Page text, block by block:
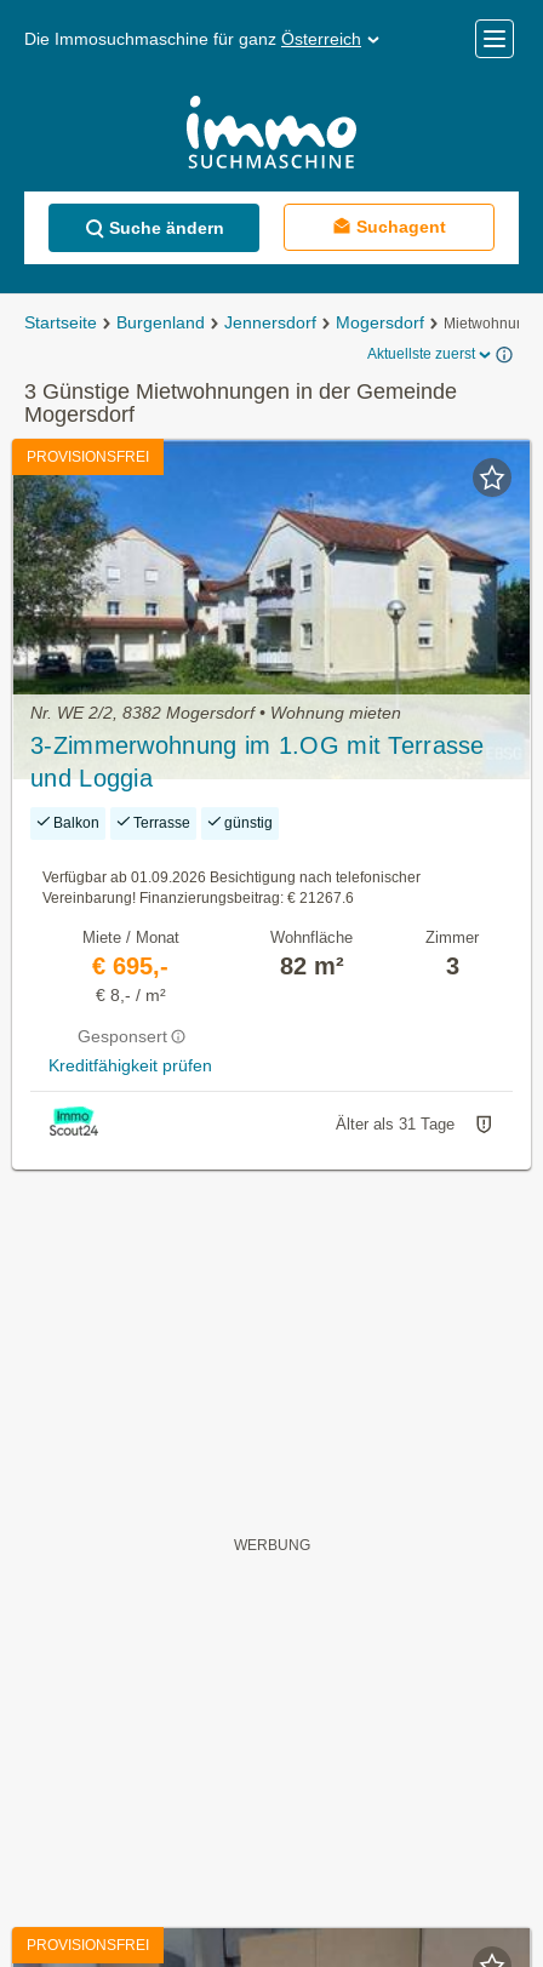
Die Immosuchmaschine für ganz Österreich
Menü
Suche ändern Suchagent
Startseite Burgenland Jennersdorf Mogersdorf
Aktuellste zuerst
3 Günstige Mietwohnungen in der Gemeinde
Mogersdorf
PROVISIONSFREI
Nr. WE 2/2, 8382 Mogersdorf • Wohnung mieten
3-Zimmerwohnung im 1.OG mit Terrasse
und Loggia
Balkon Terrasse günstig
Verfügbar ab 01.09.2026 Besichtigung nach telefonischer
Vereinbarung! Finanzierungsbeitrag: € 21267.6
Miete / Monat
€ 695,-
€ 8,- / m²
Gesponsert
Kreditfähigkeit prüfen
Wohnfläche
82 m²
Zimmer
3
Älter als 31 Tage
PROVISIONSFREI